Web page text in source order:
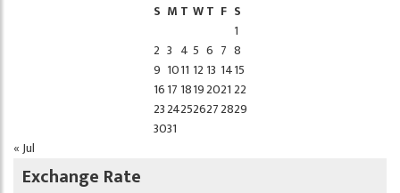
S M T WT F S
1
2 3 4 5 6 7 8
9 1011 12 13 1415
1617 1819202122
23242526272829
3031
« Jul
Exchange Rate